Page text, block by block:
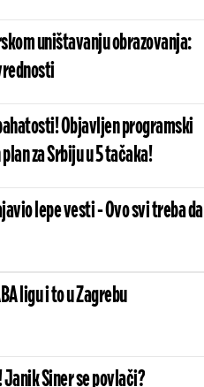
uništavanju obrazovanja:
Objavljen programski
za Srbiju u 5 tačaka!
lepe vesti - Ovo svi treba da
ligu i to u Zagrebu
Janik Siner se povlači?